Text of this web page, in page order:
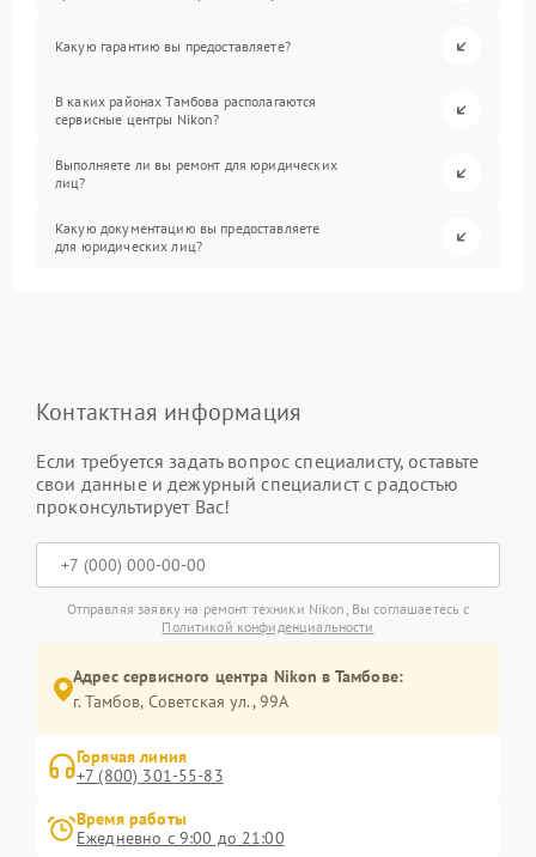
Какую гарантию вы предоставляете?
В каких районах Тамбова располагаются
сервисные центры Nikon?
Выполняете ли вы ремонт для юридических
лиц?
Какую документацию вы предоставляете
для юридических лиц?
Контактная информация
Если требуется задать вопрос специалисту, оставьте
свои данные и дежурный специалист с радостью
проконсультирует Вас!
Отправляя заявку на ремонт техники Nikon, Вы соглашаетесь с
Политикой конфиденциальности
Адрес сервисного центра Nikon в Тамбове:
г. Тамбов, Советская ул., 99А
Горячая линия
+7 (800) 301-55-83
Время работы
Ежедневно с 9:00 до 21:00